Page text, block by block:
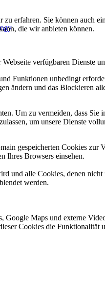
erfahren. Sie können auch
die wir anbieten können.
verfügbaren Dienste
Funktionen unbedingt
ändern und das Blockieren
Um zu vermeiden, dass
um unsere Dienste
gespeicherten Cookies
Ihres Browsers einsehen.
und alle Cookies, denen
werden.
Maps und externe
Cookies die